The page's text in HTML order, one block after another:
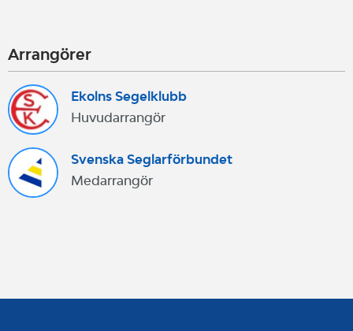
Arrangörer
Ekolns Segelklubb
Huvudarrangör
Svenska Seglarförbundet
Medarrangör